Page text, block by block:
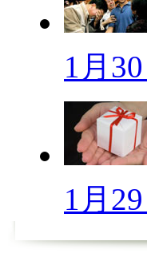
近日有网
面有完整
还能用铅
【0212
涨姿势：
【口播】
油、东莞
1月
1月